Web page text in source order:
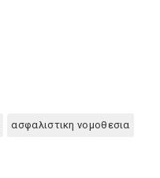
ασφαλιστικη νομοθεσια